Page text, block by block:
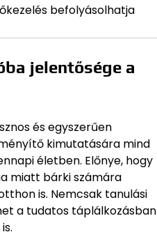
befolyásolhatja
jelentősége a
és egyszerűen
kimutatására mind
életben. Előnye, hogy
miatt bárki számára
is. Nemcsak tanulási
a tudatos táplálkozásban